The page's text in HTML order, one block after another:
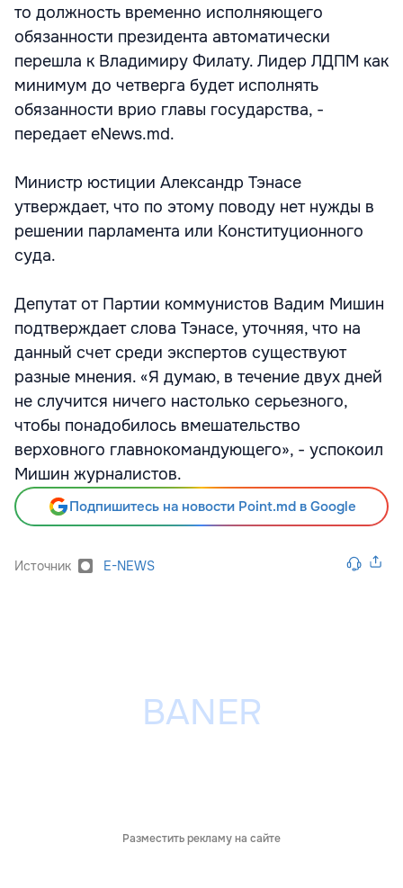
то должность временно исполняющего
обязанности президента автоматически
перешла к Владимиру Филату. Лидер ЛДПМ как
минимум до четверга будет исполнять
обязанности врио главы государства, -
передает eNews.md.
Министр юстиции Александр Тэнасе
утверждает, что по этому поводу нет нужды в
решении парламента или Конституционного
суда.
Депутат от Партии коммунистов Вадим Мишин
подтверждает слова Тэнасе, уточняя, что на
данный счет среди экспертов существуют
разные мнения. «Я думаю, в течение двух дней
не случится ничего настолько серьезного,
чтобы понадобилось вмешательство
верховного главнокомандующего», - успокоил
Мишин журналистов.
Подпишитесь на новости Point.md в Google
Источник E-NEWS
Разместить рекламу на сайте